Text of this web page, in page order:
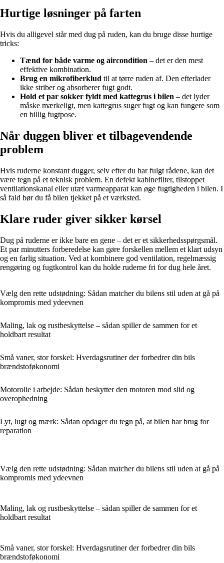
Hurtige løsninger på farten
Hvis du alligevel står med dug på ruden, kan du bruge disse hurtige
tricks:
Tænd for både varme og aircondition – det er den mest
effektive kombination.
Brug en mikrofiberklud til at tørre ruden af. Den efterlader
ikke striber og absorberer fugt godt.
Hold et par sokker fyldt med kattegrus i bilen – det lyder
måske mærkeligt, men kattegrus suger fugt og kan fungere som
en billig fugtpose.
Når duggen bliver et tilbagevendende
problem
Hvis ruderne konstant dugger, selv efter du har fulgt rådene, kan det
være tegn på et teknisk problem. En defekt kabinefilter, tilstoppet
ventilationskanal eller utæt varmeapparat kan øge fugtigheden i bilen. I
så fald bør du få bilen tjekket på et værksted.
Klare ruder giver sikker kørsel
Dug på ruderne er ikke bare en gene – det er et sikkerhedsspørgsmål.
Et par minutters forberedelse kan gøre forskellen mellem et klart udsyn
og en farlig situation. Ved at kombinere god ventilation, regelmæssig
rengøring og fugtkontrol kan du holde ruderne fri for dug hele året.
Vælg den rette udstødning: Sådan matcher du bilens stil uden at gå på
kompromis med ydeevnen
Maling, lak og rustbeskyttelse – sådan spiller de sammen for et
holdbart resultat
Små vaner, stor forskel: Hverdagsrutiner der forbedrer din bils
brændstoføkonomi
Motorolie i arbejde: Sådan beskytter den motoren mod slid og
overophedning
Lyt, lugt og mærk: Sådan opdager du tegn på, at bilen har brug for
reparation
Vælg den rette udstødning: Sådan matcher du bilens stil uden at gå på
kompromis med ydeevnen
Maling, lak og rustbeskyttelse – sådan spiller de sammen for et
holdbart resultat
Små vaner, stor forskel: Hverdagsrutiner der forbedrer din bils
brændstoføkonomi